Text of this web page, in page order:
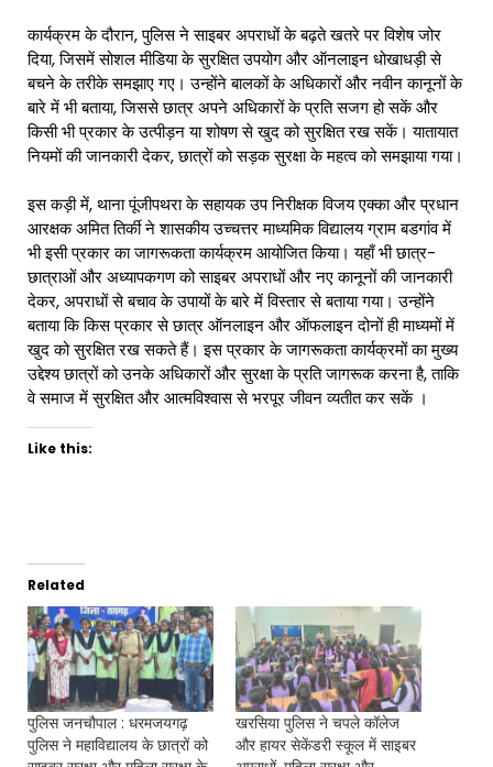
कार्यक्रम के दौरान, पुलिस ने साइबर अपराधों के बढ़ते खतरे पर विशेष जोर
दिया, जिसमें सोशल मीडिया के सुरक्षित उपयोग और ऑनलाइन धोखाधड़ी से
बचने के तरीके समझाए गए। उन्होंने बालकों के अधिकारों और नवीन कानूनों के
बारे में भी बताया, जिससे छात्र अपने अधिकारों के प्रति सजग हो सकें और
किसी भी प्रकार के उत्पीड़न या शोषण से खुद को सुरक्षित रख सकें। यातायात
नियमों की जानकारी देकर, छात्रों को सड़क सुरक्षा के महत्व को समझाया गया।
इस कड़ी में, थाना पूंजीपथरा के सहायक उप निरीक्षक विजय एक्का और प्रधान
आरक्षक अमित तिर्की ने शासकीय उच्चत्तर माध्यमिक विद्यालय ग्राम बडगांव में
भी इसी प्रकार का जागरूकता कार्यक्रम आयोजित किया। यहाँ भी छात्र-
छात्राओं और अध्यापकगण को साइबर अपराधों और नए कानूनों की जानकारी
देकर, अपराधों से बचाव के उपायों के बारे में विस्तार से बताया गया। उन्होंने
बताया कि किस प्रकार से छात्र ऑनलाइन और ऑफलाइन दोनों ही माध्यमों में
खुद को सुरक्षित रख सकते हैं। इस प्रकार के जागरूकता कार्यक्रमों का मुख्य
उद्देश्य छात्रों को उनके अधिकारों और सुरक्षा के प्रति जागरूक करना है, ताकि
वे समाज में सुरक्षित और आत्मविश्वास से भरपूर जीवन व्यतीत कर सकें ।
Like this:
Related
पुलिस जनचौपाल : धरमजयगढ़
पुलिस ने महाविद्यालय के छात्रों को
खरसिया पुलिस ने चपले कॉलेज
और हायर सेकेंडरी स्कूल में साइबर